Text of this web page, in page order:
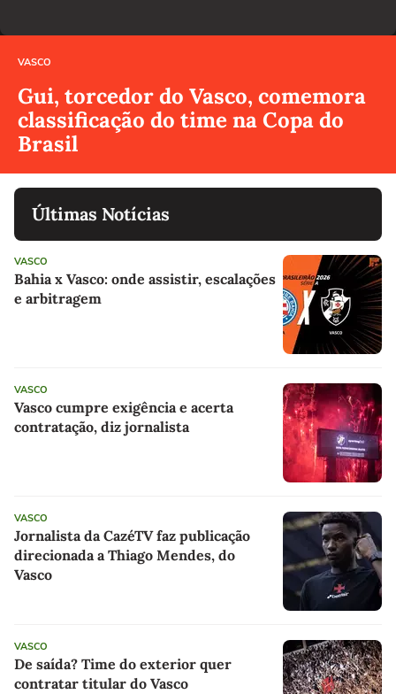
VASCO
Gui, torcedor do Vasco, comemora
classificação do time na Copa do
Brasil
Últimas Notícias
VASCO
Bahia x Vasco: onde assistir, escalações
e arbitragem
VASCO
Vasco cumpre exigência e acerta
contratação, diz jornalista
VASCO
Jornalista da CazéTV faz publicação
direcionada a Thiago Mendes, do
Vasco
VASCO
De saída? Time do exterior quer
contratar titular do Vasco